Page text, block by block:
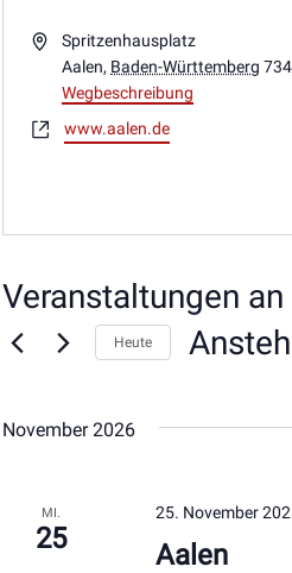
AdresseSpritzenhausplatz
Aalen, Baden-Württemberg
Wegbeschreibung
Webseitewww.aalen.de
Veranstaltungen
Heute
November 2026
MI.
25 Aalen
25. November